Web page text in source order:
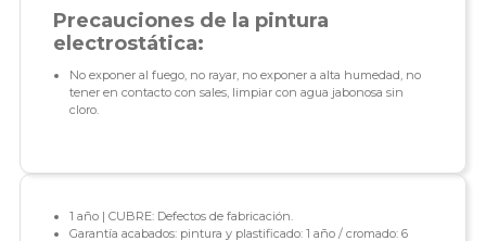
Precauciones de la pintura
electrostática:
No exponer al fuego, no rayar, no exponer a alta humedad, no
tener en contacto con sales, limpiar con agua jabonosa sin
cloro.
1 año | CUBRE: Defectos de fabricación.
Garantía acabados: pintura y plastificado: 1 año / cromado: 6